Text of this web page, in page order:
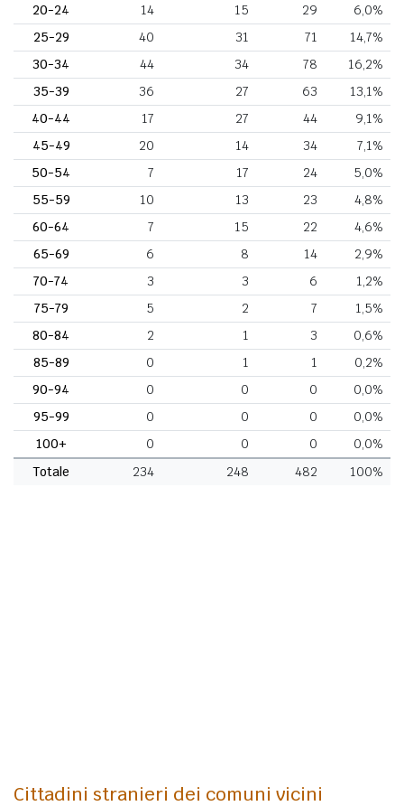
20-24
14 15 29
6,0%
25-29
40 31 71
14,7%
30-34
44 34 78
16,2%
35-39
36 27 63
13,1%
40-44
17 27 44
9,1%
45-49
20 14 34
7,1%
50-54
7 17 24
5,0%
55-59
10 13 23
4,8%
60-64
7 15 22
4,6%
65-69
6 8 14
2,9%
70-74
3 3 6
1,2%
75-79
5 2 7
1,5%
80-84
2 1 3
0,6%
85-89
0 1 1
0,2%
90-94
0 0 0
0,0%
95-99
0 0 0
0,0%
100+
0 0 0
0,0%
Totale
234 248 482 100%
Cittadini stranieri dei comuni vicini